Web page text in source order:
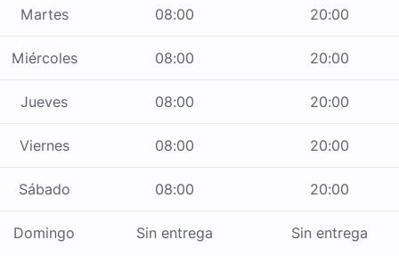
Martes 08:00 20:00
Miércoles 08:00 20:00
Jueves 08:00 20:00
Viernes 08:00 20:00
Sábado 08:00 20:00
Domingo Sin entrega Sin entrega